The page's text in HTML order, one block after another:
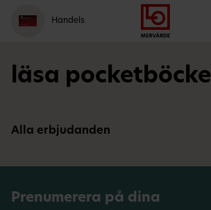
Gå
till
meny
Logga
in
Hoppa
till
innehåll
Handels
läsa
Alla erbjudanden
Prenumerera på dina